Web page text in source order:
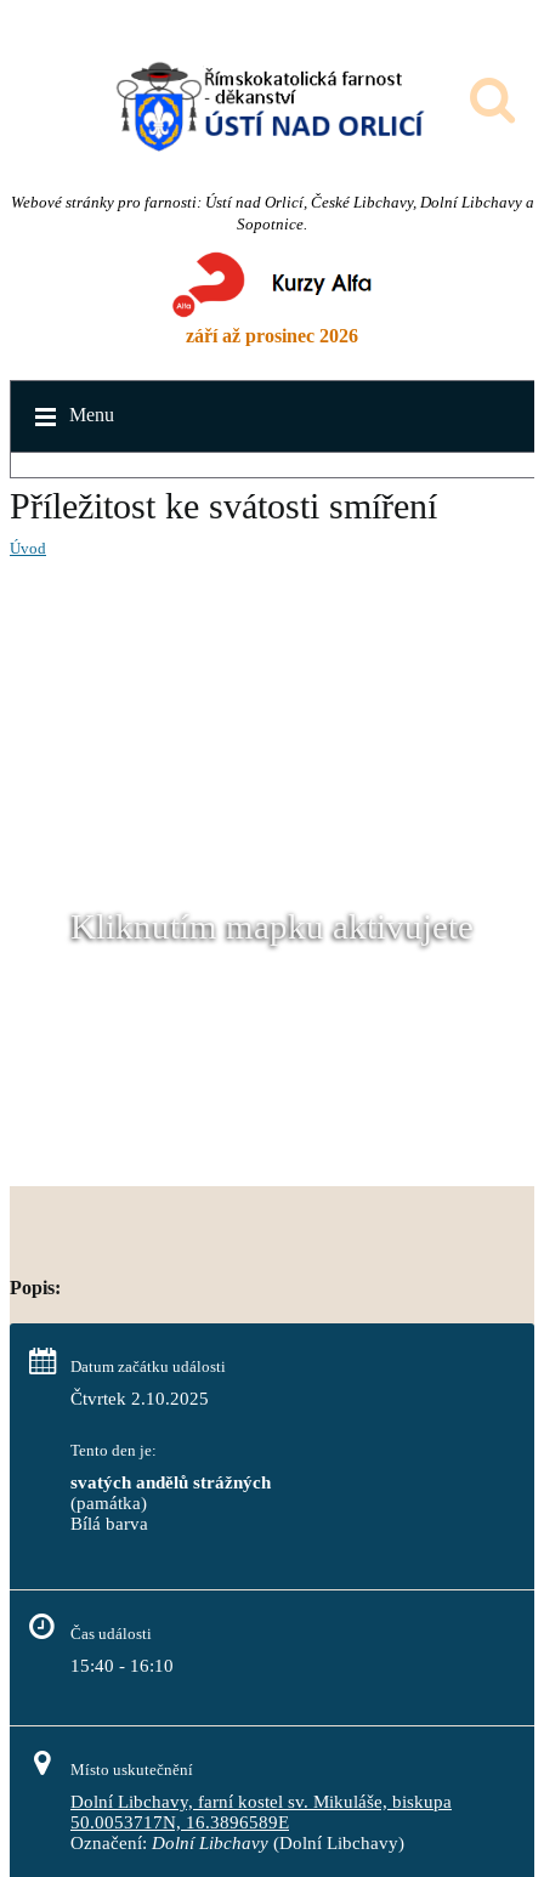
Webové stránky pro farnosti: Ústí nad Orlicí, České Libchavy, Dolní Libchavy a
Sopotnice.
září až prosinec 2026
Menu
Příležitost ke svátosti smíření
Úvod
Kliknutím mapku aktivujete
Popis:
Datum začátku události
Čtvrtek 2.10.2025
Tento den je:
svatých andělů strážných
(památka)
Bílá barva
Čas události
15:40 - 16:10
Místo uskutečnění
Dolní Libchavy, farní kostel sv. Mikuláše, biskupa
50.0053717N, 16.3896589E
Označení: Dolní Libchavy (Dolní Libchavy)